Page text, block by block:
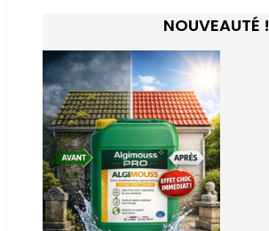
NOUVEAUTÉ !